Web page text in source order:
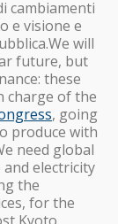
cambiamenti
e visione e
We will
future, but
these
charge of the
, going
produce with
need global
electricity
the
for the